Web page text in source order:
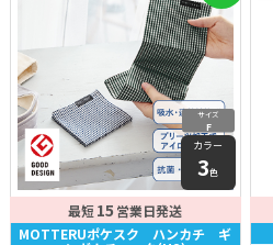
サイズ
F
カラー
3色
最短15営業日発送
MOTTERUポケスク ハンカチ ギ